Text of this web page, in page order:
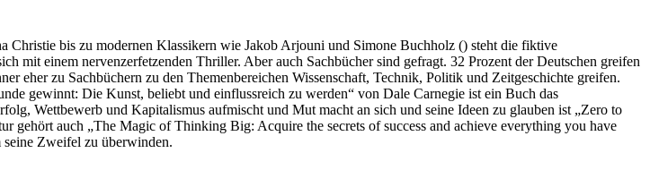
bis zu modernen Klassikern wie Jakob Arjouni und Simone Buchholz () steht die fiktive
mit einem nervenzerfetzenden Thriller. Aber auch Sachbücher sind gefragt. 32 Prozent der Deutschen greifen
eher zu Sachbüchern zu den Themenbereichen Wissenschaft, Technik, Politik und Zeitgeschichte greifen.
gewinnt: Die Kunst, beliebt und einflussreich zu werden“ von Dale Carnegie ist ein Buch das
Wettbewerb und Kapitalismus aufmischt und Mut macht an sich und seine Ideen zu glauben ist „Zero to
gehört auch „The Magic of Thinking Big: Acquire the secrets of success and achieve everything you have
Zweifel zu überwinden.